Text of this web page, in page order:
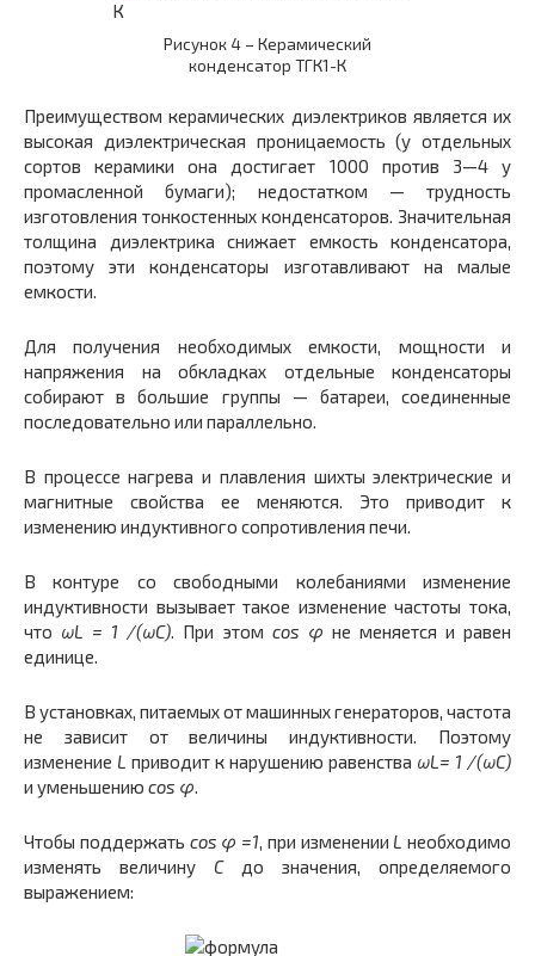
Рисунок 4 – Керамический
конденсатор ТГК1-К
Преимуществом керамических диэлектриков является их
высокая диэлектрическая проницаемость (у отдельных
сортов керамики она достигает 1000 против 3—4 у
промасленной бумаги); недостатком — трудность
изготовления тонкостенных конденсаторов. Значительная
толщина диэлектрика снижает емкость конденсатора,
поэтому эти конденсаторы изготавливают на малые
емкости.
Для получения необходимых емкости, мощности и
напряжения на обкладках отдельные конденсаторы
собирают в большие группы — батареи, соединенные
последовательно или параллельно.
В процессе нагрева и плавления шихты электрические и
магнитные свойства ее меняются. Это приводит к
изменению индуктивного сопротивления печи.
В контуре со свободными колебаниями изменение
индуктивности вызывает такое изменение частоты тока,
что ωL = 1 /(ωС). При этом сos φ не меняется и равен
единице.
В установках, питаемых от машинных генераторов, частота
не зависит от величины индуктивности. Поэтому
изменение L приводит к нарушению равенства ωL= 1 /(ωС)
и уменьшению сos φ.
Чтобы поддержать сos φ =1, при изменении L необходимо
изменять величину Сдо значения, определяемого
выражением: